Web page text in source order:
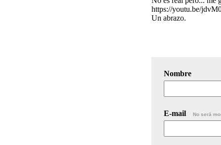
https://youtu.be/
Un abrazo.
Nombre
E-mail No será